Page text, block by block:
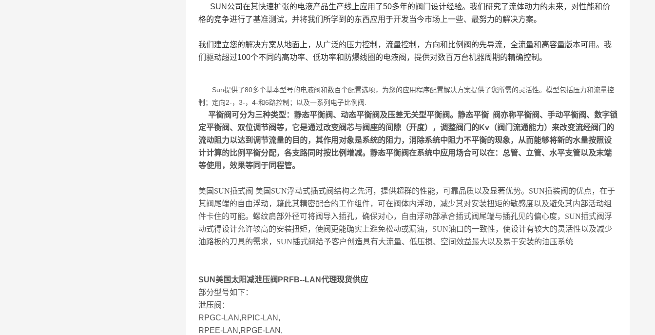
SUN公司在其快速扩张的电液产品生产线上应用了50多年的阀门设计经验。我们研究了流体动力的未来，对性能和价
格的竞争进行了基准测试，并将我们所学到的东西应用于开发当今市场上一些、最努力的解决方案。
我们建立您的解决方案从地面上，从广泛的压力控制，流量控制，方向和比例阀的先导流，全流量和高容量版本可用。我
们驱动超过100个不同的高功率、低功率和防爆线圈的电液阀，提供对数百万台机器周期的精确控制。
Sun提供了80多个基本型号的电液阀和数百个配置选项，为您的应用程序配置解决方案提供了您所需的灵活性。模型包括压力和流量控
制；定向2-，3-，4-和6路控制；以及一系列电子比例阀.
平衡阀可分为三种类型：静态平衡阀、动态平衡阀及压差无关型平衡阀。静态平衡 阀亦称平衡阀、手动平衡阀、数字锁
定平衡阀、双位调节阀等，它是通过改变阀芯与阀座的间隙（开度），调整阀门的Kv（阀门流通能力）来改变流经阀门的
流动阻力以达到调节流量的目的，其作用对象是系统的阻力，消除系统中阻力不平衡的现象，从而能够将新的水量按照设
计计算的比例平衡分配，各支路同时按比例增减。静态平衡阀在系统中应用场合可以在：总管、立管、水平支管以及末端
等使用，效果等同于同程管。
美国 SUN插式阀 美国 SUN浮动式插式阀结构之先河，提供超群的性能，可靠品质以及显著优势。 SUN插装阀的优点，在于
其阀尾端的自由浮动，籍此其精密配合的工作组件，可在阀体内浮动，减少其对安装扭矩的敏感度以及避免其内部活动组
件卡住的可能。螺纹肩部外径可将阀导入插孔，确保对心，自由浮动部承合插式阀尾端与插孔见的偏心度， SUN插式阀浮
动式得设计允许较高的安装扭矩，使阀更能确实上避免松动或漏油， SUN油口的一致性，使设计有较大的灵活性以及减少
油路板的刀具的需求， SUN插式阀给予客户创造具有大流量、低压损、空间效益最大以及易于安装的油压系统
SUN美国太阳减泄压阀PRFB--LAN代理现货供应
部分型号如下：
泄压阀：
RPGC-LAN,RPIC-LAN,
RPEE-LAN,RPGE-LAN,